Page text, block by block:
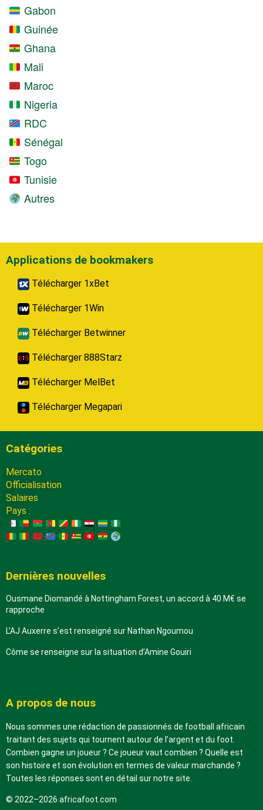
Gabon
Guinée
Ghana
Mali
Maroc
Nigeria
RDC
Sénégal
Togo
Tunisie
Autres
Applications de bookmakers
Télécharger 1xBet
Télécharger 1Win
Télécharger Betwinner
Télécharger 888Starz
Télécharger MelBet
Télécharger Megapari
Catégories
Mercato
Officialisation
Salaires
Pays :
Dernières nouvelles
Ousmane Diomandé à Nottingham Forest, un accord à 40 M€ se
rapproche
L’AJ Auxerre s’est renseigné sur Nathan Ngoumou
Côme se renseigne sur la situation d’Amine Gouiri
A propos de nous
Nous sommes une rédaction de passionnés de football africain
traitant des sujets qui tournent autour de l’argent et du foot.
Combien gagne un joueur ? Ce joueur vaut combien ? Quelle est
son histoire et son évolution en termes de valeur marchande ?
Toutes les réponses sont en détail sur notre site.
© 2022–2026 africafoot.com